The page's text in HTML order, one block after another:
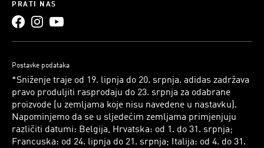
PRATI NAS
Postavke podataka
*Sniženje traje od 19. lipnja do 20. srpnja. adidas zadržava
pravo produljiti rasprodaju do 23. srpnja za odabrane
proizvode (u zemljama koje nisu navedene u nastavku).
Napominjemo da se u sljedećim zemljama primjenjuju
različiti datumi: Belgija, Hrvatska: od 1. do 31. srpnja;
Francuska: od 24. lipnja do 21. srpnja; Italija: od 4. do 31.